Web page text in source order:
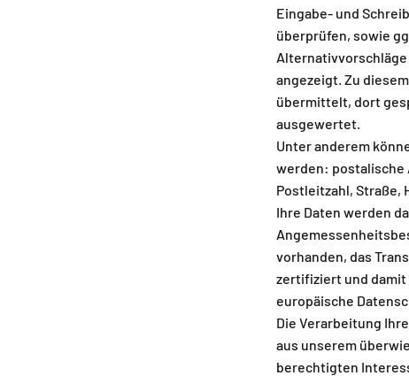
Eingabe- und
überprüfen, sowie
angezeigt. Zu
übermittelt, dort
ausgewertet.
Unter anderem
werden: postalische
Postleitzahl, Straße,
Ihre Daten werden
vorhanden, das
zertifiziert und
europäische
Die Verarbeitung
aus unserem
berechtigten